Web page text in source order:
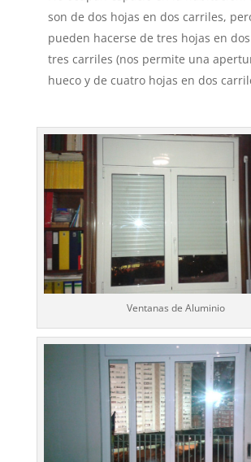
son de dos hojas en dos carriles,
pueden hacerse de tres hojas en
tres carriles (nos permite una
hueco y de cuatro hojas en dos
Ventanas de Aluminio